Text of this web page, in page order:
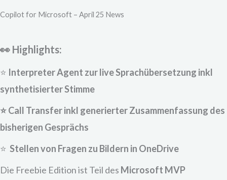
Copilot for Microsoft – April 25 News
👀 Highlights:
⭐ ⁠Interpreter Agent zur live Sprachübersetzung inkl
synthetisierter Stimme
⭐Call Transfer inkl generierter Zusammenfassung des
bisherigen Gesprächs
⭐ ⁠ ⁠Stellen von Fragen zu Bildern in OneDrive
Die Freebie Edition ist Teil des Microsoft MVP